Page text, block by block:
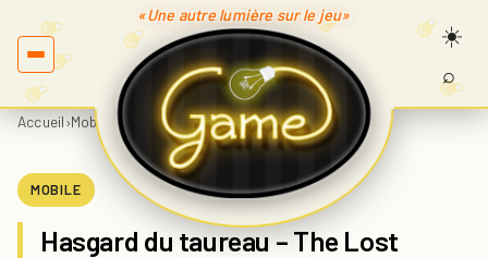
«Une autre lumière sur le jeu»
⌕
Accueil›Mobile ›Hasgard du taureau – The Lost Canvas
MOBILE
Hasgard du taureau – The Lost